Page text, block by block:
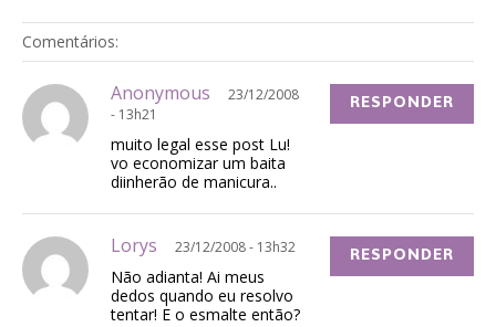
Comentários:
Anonymous
23/12/2008
- 13h21
muito legal esse post Lu!
vo economizar um baita
diinherão de manicura..
RESPONDER
Lorys 23/12/2008 - 13h32
Não adianta! Ai meus
dedos quando eu resolvo
tentar! E o esmalte então?
RESPONDER